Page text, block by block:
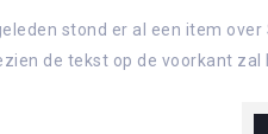
stond er al een item
de tekst op de voorkant